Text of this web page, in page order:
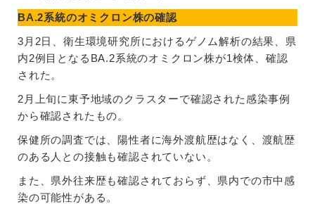
BA.2系統のオミクロン株の確認
3月2日、衛生環境研究所におけるゲノム解析の結果、県
内2例目となるBA.2系統のオミクロン株が1検体、確認
された。
2月上旬に東予地域のクラスターで確認された感染事例
から確認されたもの。
保健所の調査では、陽性者に海外渡航歴はなく、渡航歴
のある人との接触も確認されていない。
また、県外往来歴も確認されておらず、県内での市中感
染の可能性がある。